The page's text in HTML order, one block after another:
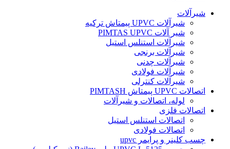
شیرآلات
شیرآلات UPVC پیمتاش ترکیه
شیر آلات PIMTAS UPVC
شیرآلات استنلس استیل
شیرآلات برنجی
شیرآلات چدنی
شیرآلات فولادی
شیرآلات کنترلی
اتصالات UPVC پیمتاش PIMTASH
لوله، اتصالات و شیرآلات
اتصالات فلزی
اتصالات استنلس استیل
اتصالات فولادی
چسب کلینر و پرایمر upvc